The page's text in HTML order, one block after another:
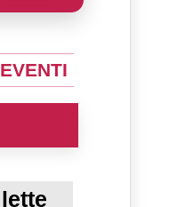
EVENTI